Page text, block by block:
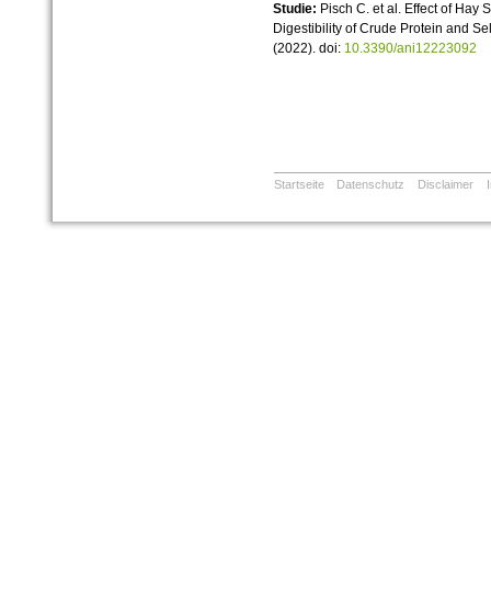
Studie: Pisch C. et al. Effect of Hay
Digestibility of Crude Protein and
(2022). doi: 10.3390/ani12223092
Startseite Datenschutz Disclaimer